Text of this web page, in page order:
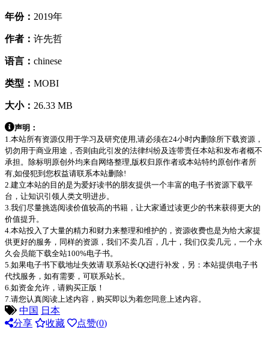
年份： 2019年
作者： 许先哲
语言： chinese
类型： MOBI
大小： 26.33 MB
声明：
1.本站所有资源仅用于学习及研究使用,请必须在24小时内删除所下载资源，
切勿用于商业用途，否则由此引发的法律纠纷及连带责任本站和发布者概不
承担。除标明原创外均来自网络整理,版权归原作者或本站特约原创作者所
有,如侵犯到您权益请联系本站删除!
2.建立本站的目的是为爱好读书的朋友提供一个丰富的电子书资源下载平
台，让知识引领人类文明进步。
3.我们尽量挑选阅读价值较高的书籍，让大家通过读更少的书来获得更大的
价值提升。
4.本站投入了大量的精力和财力来整理和维护的，资源收费也是为给大家提
供更好的服务，同样的资源，我们不卖几百，几十，我们仅卖几元，一个永
久会员能下载全站100%电子书。
5.如果电子书下载地址失效请 联系站长QQ进行补发，另：本站提供电子书
代找服务，如有需要，可联系站长。
6.如资金允许，请购买正版！
7.请您认真阅读上述内容，购买即以为着您同意上述内容。
中国 日本
分享
收藏 点赞(0)